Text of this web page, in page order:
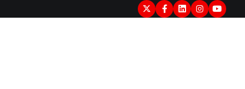
TwitterFacebook
LinkedInInstagram